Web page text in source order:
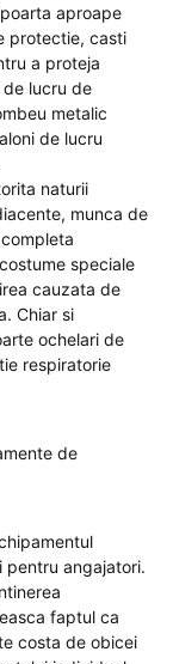
aproape
protectie, casti
a proteja
lucru de
metalic
de lucru
naturii
munca de
speciale
cauzata de
Chiar si
ochelari de
respiratorie
de
pentru angajatori.
faptul ca
costa de obicei